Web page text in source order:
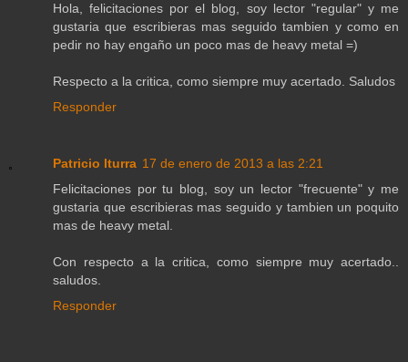
Hola, felicitaciones por el blog, soy lector "regular" y me
gustaria que escribieras mas seguido tambien y como en
pedir no hay engaño un poco mas de heavy metal =)
Respecto a la critica, como siempre muy acertado. Saludos
Responder
Patricio Iturra 17 de enero de 2013 a las 2:21
Felicitaciones por tu blog, soy un lector "frecuente" y me
gustaria que escribieras mas seguido y tambien un poquito
mas de heavy metal.
Con respecto a la critica, como siempre muy acertado..
saludos.
Responder